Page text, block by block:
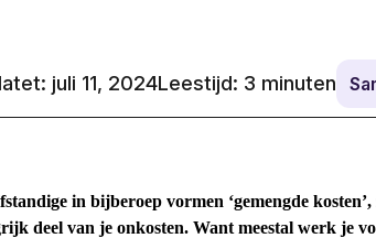
juli 11, 2024Leestijd: 3 minuten
in bijberoep vormen ‘gemengde
deel van je onkosten. Want meestal werk je